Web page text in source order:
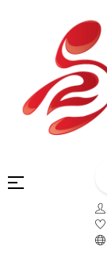
Basculer
☰